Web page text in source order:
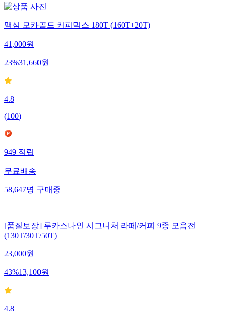
맥심 모카골드 커피믹스 180T (160T+20T)
41,000원
23%31,660원
4.8
(100)
949 적립
무료배송
58,647명 구매중
[품질보장] 루카스나인 시그니처 라떼/커피 9종 모음전
(130T/30T/50T)
23,000원
43%13,100원
4.8